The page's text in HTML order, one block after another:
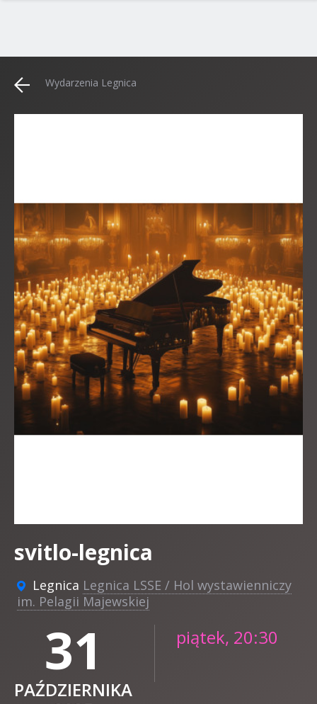
Wydarzenia Legnica
svitlo-legnica
Legnica Legnica LSSE / Hol wystawienniczy
im. Pelagii Majewskiej
31
PAŹDZIERNIKA
piątek, 20:30